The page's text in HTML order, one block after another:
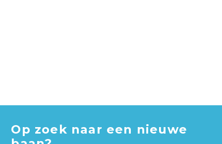
Op zoek naar een nieuwe